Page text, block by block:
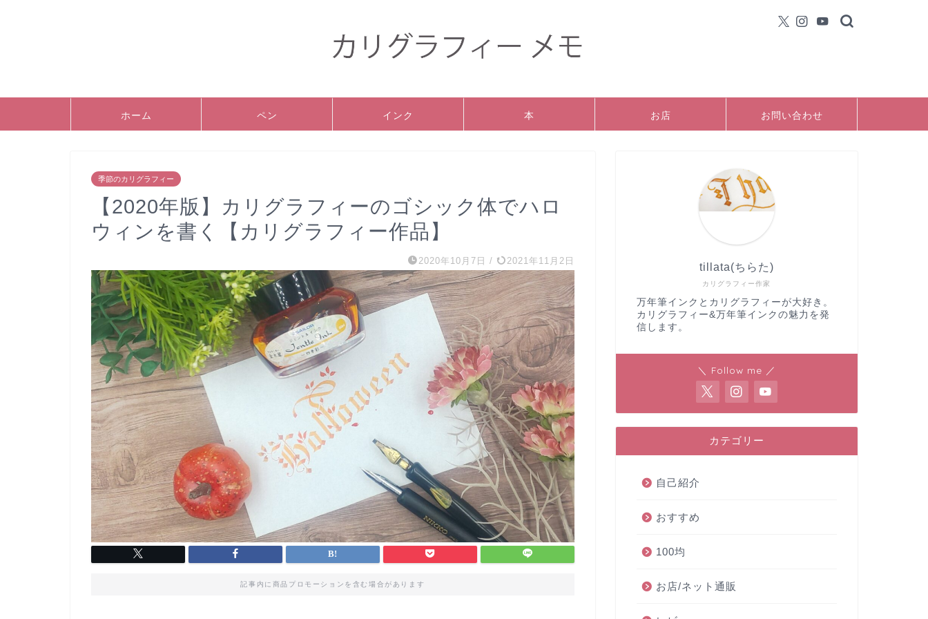
ホーム ペン インク 本 お店 お問い合わせ
季節のカリグラフィー
【2020年版】カリグラフィーのゴシック体でハロ
ウィンを書く【カリグラフィー作品】
2020年10月7日 / 2021年11月2日
記事内に商品プロモーションを含む場合があります
カリグラフィー作家
tillata(ちらた)
万年筆インクとカリグラフィーが大好き。
カリグラフィー&万年筆インクの魅力を発
信します。
＼ Follow me ／
カテゴリー
自己紹介
おすすめ
100均
お店/ネット通販